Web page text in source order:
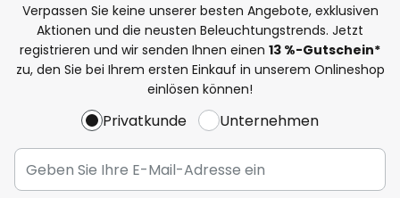
Verpassen Sie keine unserer besten Angebote, exklusiven
Aktionen und die neusten Beleuchtungstrends. Jetzt
registrieren und wir senden Ihnen einen 13 %-Gutschein*
zu, den Sie bei Ihrem ersten Einkauf in unserem Onlineshop
einlösen können!
Privatkunde Unternehmen